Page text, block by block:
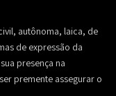
autônoma, laica, de
de expressão da
presença na
premente assegurar o